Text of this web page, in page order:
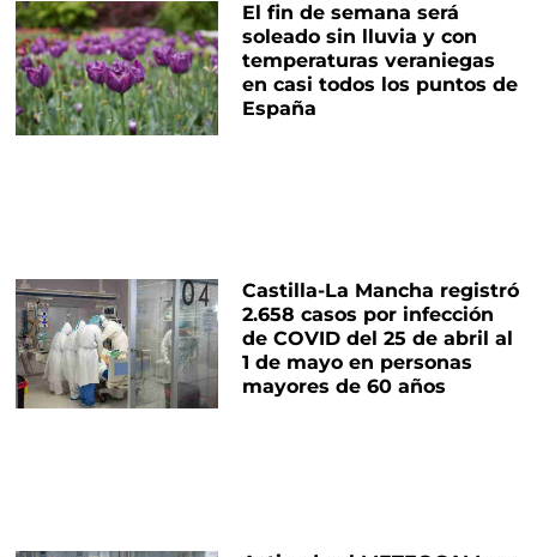
El fin de semana será
soleado sin lluvia y con
temperaturas veraniegas
en casi todos los puntos de
España
Castilla-La Mancha registró
2.658 casos por infección
de COVID del 25 de abril al
1 de mayo en personas
mayores de 60 años